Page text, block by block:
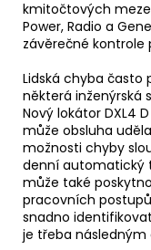
kmitočtových
Power, Radio a
závěrečné kontrole
Lidská chyba často
některá inženýrská
Nový lokátor DXL4
může obsluha
možnosti chyby
denní automatický
může také
pracovních
snadno
je třeba